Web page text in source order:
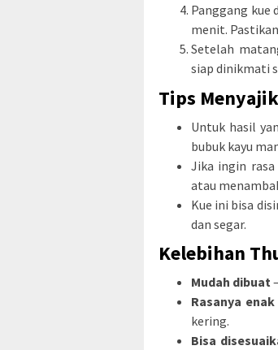
Panggang kue
menit.
Setelah
siap dinikmati
Tips
Untuk hasil
bubuk kayu
Jika ingin
atau
Kue ini bisa
dan segar.
Kelebihan
Mudah dibuat
Rasanya enak
kering.
Bisa